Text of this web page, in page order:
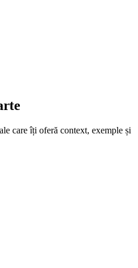
care îți oferă context, exemple și